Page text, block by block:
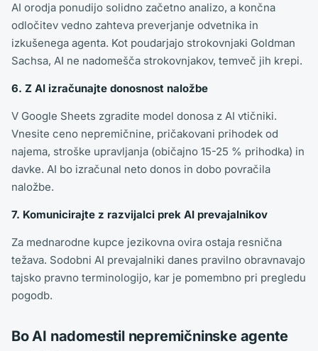
AI orodja ponudijo solidno začetno analizo, a končna
odločitev vedno zahteva preverjanje odvetnika in
izkušenega agenta. Kot poudarjajo strokovnjaki Goldman
Sachsa, AI ne nadomešča strokovnjakov, temveč jih krepi.
6. Z AI izračunajte donosnost naložbe
V Google Sheets zgradite model donosa z AI vtičniki.
Vnesite ceno nepremičnine, pričakovani prihodek od
najema, stroške upravljanja (običajno 15-25 % prihodka) in
davke. AI bo izračunal neto donos in dobo povračila
naložbe.
7. Komunicirajte z razvijalci prek AI prevajalnikov
Za mednarodne kupce jezikovna ovira ostaja resnična
težava. Sodobni AI prevajalniki danes pravilno obravnavajo
tajsko pravno terminologijo, kar je pomembno pri pregledu
pogodb.
Bo AI nadomestil nepremičninske agente